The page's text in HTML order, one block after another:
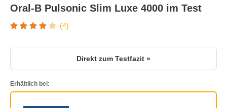
Oral-B Pulsonic Slim Luxe 4000 im Test
(4)
Direkt zum Testfazit »
Erhältlich bei: